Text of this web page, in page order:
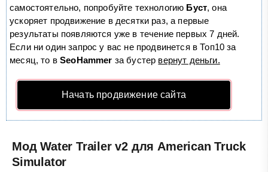
самостоятельно, попробуйте технологию Буст, она
ускоряет продвижение в десятки раз, а первые
результаты появляются уже в течение первых 7 дней.
Если ни один запрос у вас не продвинется в Топ10 за
месяц, то вSeoHammer за бустер вернут деньги.
Начать продвижение сайта
Мод Water Trailer v2 для American Truck
Simulator